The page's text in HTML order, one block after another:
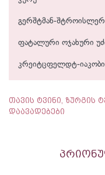
გერშტმან-
ფატალური ოჯახური
კრეიტცფელდტ-
თავის ტვინი, ზურგის
დაავადებები